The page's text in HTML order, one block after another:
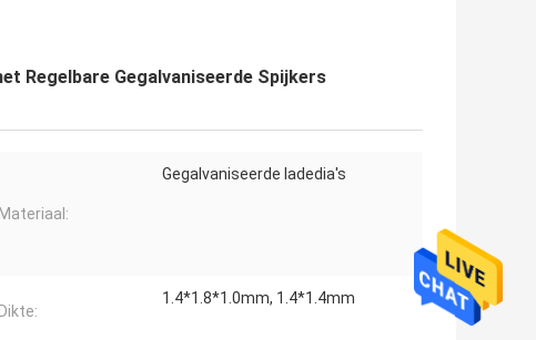
Regelbare Gegalvaniseerde Spijkers
Materiaal:
Gegalvaniseerde ladedia's
Dikte:
1.4*1.8*1.0mm, 1.4*1.4mm